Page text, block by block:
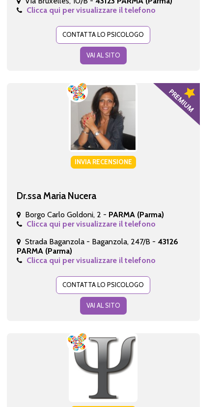
Clicca qui per visualizzare il telefono
CONTATTA LO PSICOLOGO
VAI AL SITO
INVIA RECENSIONE
Dr.ssa Maria Nucera
Borgo Carlo Goldoni, 2 - PARMA (Parma)
Clicca qui per visualizzare il telefono
Strada Baganzola - Baganzola, 247/B - 43126
PARMA (Parma)
Clicca qui per visualizzare il telefono
CONTATTA LO PSICOLOGO
VAI AL SITO